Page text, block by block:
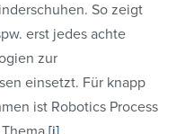
So zeigt
erst jedes achte
zur
einsetzt. Für knapp
ist Robotics Process